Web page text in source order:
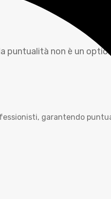
puntualità non è un
garantendo